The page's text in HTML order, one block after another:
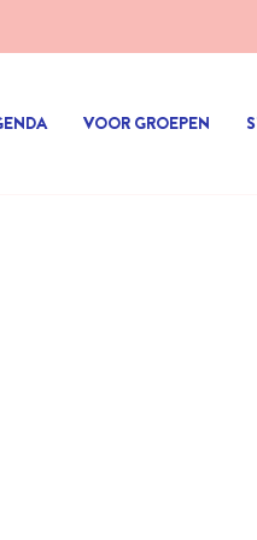
VOOR GROEPEN